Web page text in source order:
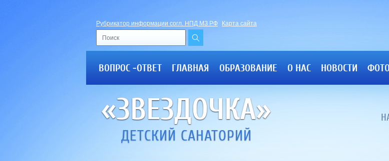
Рубрикатор информации согл. НПД МЗ РФ Карта сайта
ВОПРОС -ОТВЕТ ГЛАВНАЯ ОБРАЗОВАНИЕ О НАС НОВОСТИ
«ЗВЕЗДОЧКА»
ДЕТСКИЙ САНАТОРИЙ